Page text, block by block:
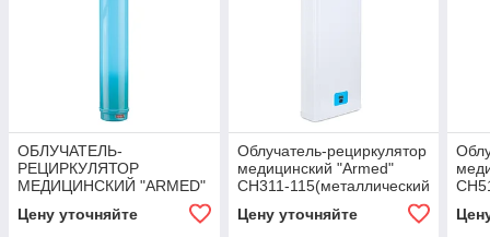
ОБЛУЧАТЕЛЬ-
РЕЦИРКУЛЯТОР
МЕДИЦИНСКИЙ "ARMED"
Цену уточняйте
Облучатель-рециркулятор
медицинский "Armed"
СН311-115(металлический
Цену уточняйте